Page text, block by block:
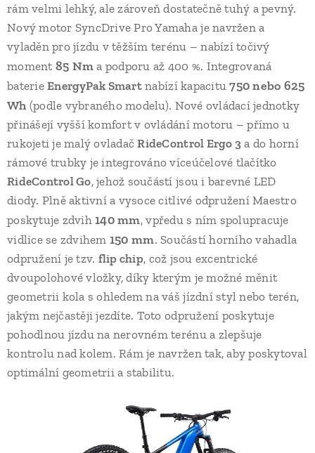
rám velmi lehký, ale zároveň dostatečně tuhý a pevný.
Nový motor SyncDrive Pro Yamaha je navržen a
vyladěn pro jízdu v těžším terénu – nabízí točivý
moment 85 Nm a podporu až 400 %. Integrovaná
baterieEnergyPak Smartnabízí kapacitu750 nebo 625
Wh (podle vybraného modelu). Nové ovládací jednotky
přinášejí vyšší komfort v ovládání motoru – přímo u
rukojeti je malý ovladačRideControl Ergo 3 a do horní
rámové trubky je integrováno víceúčelové tlačítko
RideControl Go, jehož součástí jsou i barevné LED
diody. Plně aktivní a vysoce citlivé odpružení Maestro
poskytuje zdvih140 mm, vpředu s ním spolupracuje
vidlice se zdvihem 150 mm. Součástí horního vahadla
odpružení je tzv. flip chip, což jsou excentrické
dvoupolohové vložky, díky kterým je možné měnit
geometrii kola s ohledem na váš jízdní styl nebo terén,
jakým nejčastěji jezdíte. Toto odpružení poskytuje
pohodlnou jízdu na nerovném terénu a zlepšuje
kontrolu nad kolem. Rám je navržen tak, aby poskytoval
optimální geometrii a stabilitu.